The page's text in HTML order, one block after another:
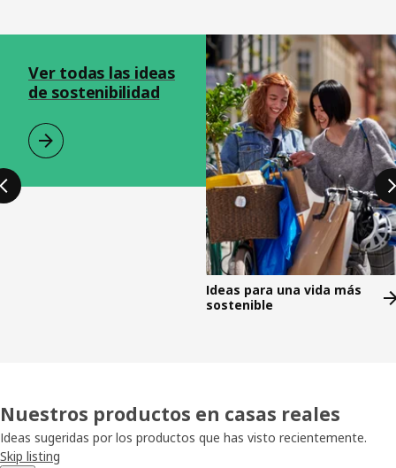
Ver todas las ideas
de sostenibilidad
Ideas para una vida más
sostenible
Nuestros productos en casas reales
Ideas sugeridas por los productos que has visto recientemente.
Skip listing